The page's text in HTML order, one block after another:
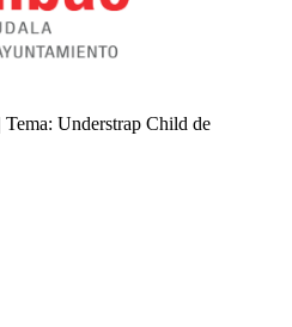
Tema: Understrap Child de